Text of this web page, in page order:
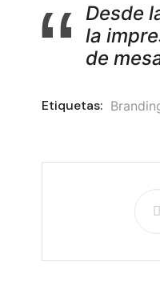
Desde
la
de
Etiquetas: